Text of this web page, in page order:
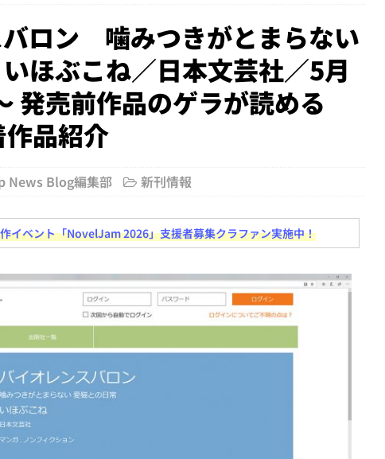
EUが生成AIコンテンツの識別表示を義務化など 日刊出版ニュースまとめ 2026.08.02
まとめ
文科省、プログラミング教育にAI活用方針など 日刊出版ニュースまとめ 2026.08.01
め
チャットボット（ベータ版）を公開しました
お知らせ
講談社、著者向けポータルサイト・プラスコネクト提供開始など 日刊出版ニュースま
日刊出版ニュースまとめ
「マンガワン」問題等で小学館が再発防止案と人権委員会設置を公表など 日刊出版ニュ
日刊出版ニュースまとめ
バロン 噛みつきがとまらない
ほぶこね／日本文芸社／5月
発売前作品のゲラが読める
品紹介
News Blog編集部 新刊情報
イベント「NovelJam 2026」支援者募集クラファン実施中！